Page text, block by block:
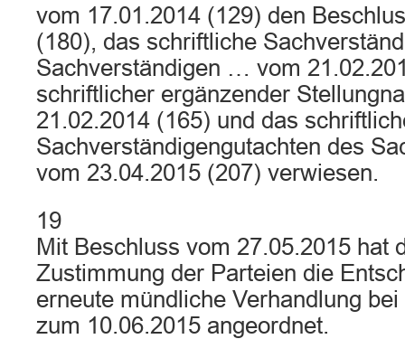
vom 17.01.2014 (129) den
(180), das schriftliche
Sachverständigen … vom
schriftlicher ergänzender
21.02.2014 (165) und das
Sachverständigengutachten des
vom 23.04.2015 (207) verwiesen.
19
Mit Beschluss vom 27.05.2015 hat
Zustimmung der Parteien die
erneute mündliche Verhandlung
zum 10.06.2015 angeordnet.